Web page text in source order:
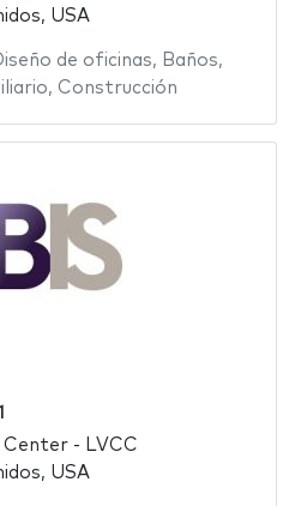
USA
de oficinas, Baños,
, Construcción
Center - LVCC
USA